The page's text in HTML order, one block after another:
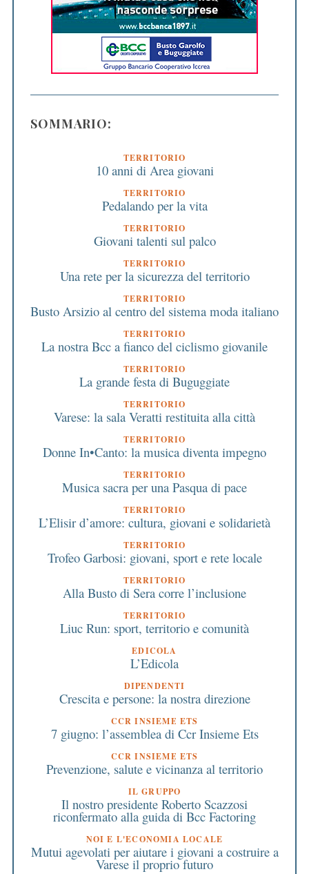
SOMMARIO:
TERRITORIO
10 anni di Area giovani
TERRITORIO
Pedalando per la vita
TERRITORIO
Giovani talenti sul palco
TERRITORIO
Una rete per la sicurezza del territorio
TERRITORIO
Busto Arsizio al centro del sistema moda italiano
TERRITORIO
La nostra Bcc a fianco del ciclismo giovanile
TERRITORIO
La grande festa di Buguggiate
TERRITORIO
Varese: la sala Veratti restituita alla città
TERRITORIO
Donne In•Canto: la musica diventa impegno
TERRITORIO
Musica sacra per una Pasqua di pace
TERRITORIO
L’Elisir d’amore: cultura, giovani e solidarietà
TERRITORIO
Trofeo Garbosi: giovani, sport e rete locale
TERRITORIO
Alla Busto di Sera corre l’inclusione
TERRITORIO
Liuc Run: sport, territorio e comunità
EDICOLA
L’Edicola
DIPENDENTI
Crescita e persone: la nostra direzione
CCR INSIEME ETS
7 giugno: l’assemblea di Ccr Insieme Ets
CCR INSIEME ETS
Prevenzione, salute e vicinanza al territorio
IL GRUPPO
Il nostro presidente Roberto Scazzosi
riconfermato alla guida di Bcc Factoring
NOI E L'ECONOMIA LOCALE
Mutui agevolati per aiutare i giovani a costruire a
Varese il proprio futuro